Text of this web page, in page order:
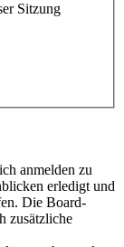
Sitzung
anmelden zu
erledigt und
Die Board-
zusätzliche